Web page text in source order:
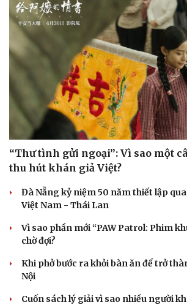
Văn hóa
Sân khấu - Điện ảnh
Văn học
Âm nhạc
Giải trí
Nghệ sĩ
Thời
“Thư tình gửi ngoại”: Vì sao một
thu hút khán giả Việt?
Đà Nẵng kỷ niệm 50 năm thiết lập
Việt Nam - Thái Lan
Vì sao phần mới “PAW Patrol: Phim
chờ đợi?
Khi phở bước ra khỏi bàn ăn để trở
Nội
Cuốn sách lý giải vì sao nhiều người